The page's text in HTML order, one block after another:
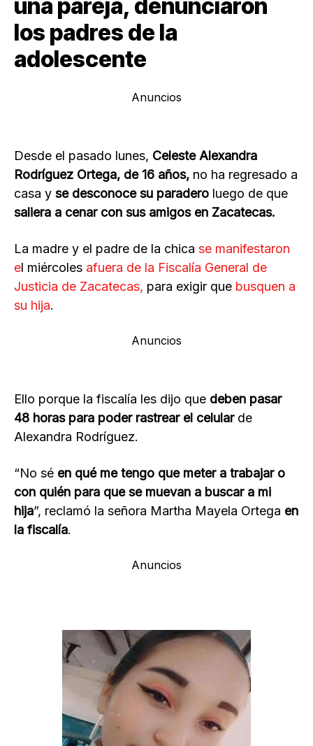
una pareja, denunciaron
los padres de la
adolescente
Anuncios
Desde el pasado lunes, Celeste Alexandra
Rodríguez Ortega, de 16 años, no ha regresado a
casa y se desconoce su paradero luego de que
saliera a cenar con sus amigos en Zacatecas.
La madre y el padre de la chica se manifestaron
el miércoles afuera de la Fiscalía General de
Justicia de Zacatecas, para exigir que busquen a
su hija.
Anuncios
Ello porque la fiscalía les dijo que deben pasar
48 horas para poder rastrear el celularde
Alexandra Rodríguez.
“No sé en qué me tengo que meter a trabajar o
con quién para que se muevan a buscar a mi
hija”, reclamó la señora Martha Mayela Ortega en
la fiscalía.
Anuncios